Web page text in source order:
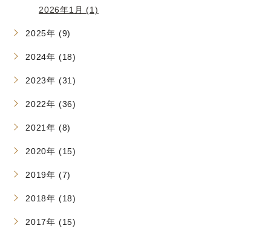
2026年1月 (1)
2025年 (9)
2024年 (18)
2023年 (31)
2022年 (36)
2021年 (8)
2020年 (15)
2019年 (7)
2018年 (18)
2017年 (15)